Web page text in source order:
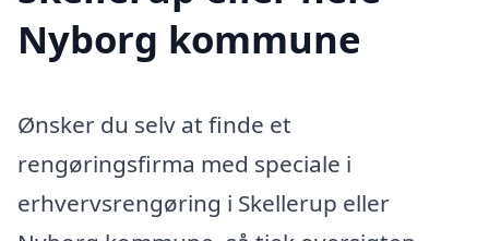
Nyborg kommune
Ønsker du selv at finde et
rengøringsfirma med speciale i
erhvervsrengøring i Skellerup eller